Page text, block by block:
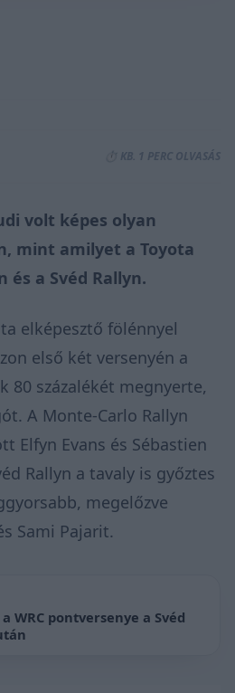
⏱️ KB. 1 PERC OLVASÁS
volt képes olyan
mint amilyet a Toyota
a Svéd Rallyn.
elképesztő fölénnyel
első két versenyén a
80 százalékét megnyerte,
A Monte-Carlo Rallyn
Elfyn Evans és Sébastien
Rallyn a tavaly is győztes
megelőzve
Sami Pajarit.
WRC pontversenye a Svéd